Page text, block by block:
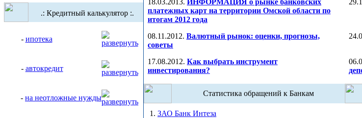
.: Кредитный калькулятор :.
- ипотека
- автокредит
- на неотложные нужды
18.03.2013. ИНФОРМАЦИЯ о рынке банковских
платежных карт на территории Омской области по
итогам 2012 года
08.11.2012. Валютный рынок: оценки, прогнозы,
советы
17.08.2012. Как выбрать инструмент
инвестирования?
Статистика обращений к Банкам
1. ЗАО Банк Интеза